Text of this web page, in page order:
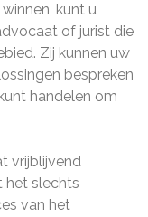
kunt u
of jurist die
Zij kunnen uw
bespreken
handelen om
vrijblijvend
het slechts
van het